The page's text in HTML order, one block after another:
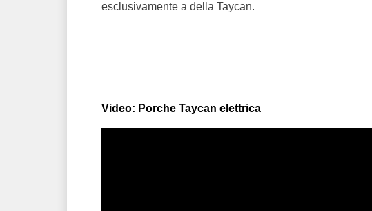
esclusivamente a della Taycan.
Video: Porche Taycan elettrica